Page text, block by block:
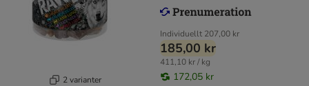
2 varianter
Individuellt 207,00 kr
185,00 kr
411,10 kr / kg
172,05 kr